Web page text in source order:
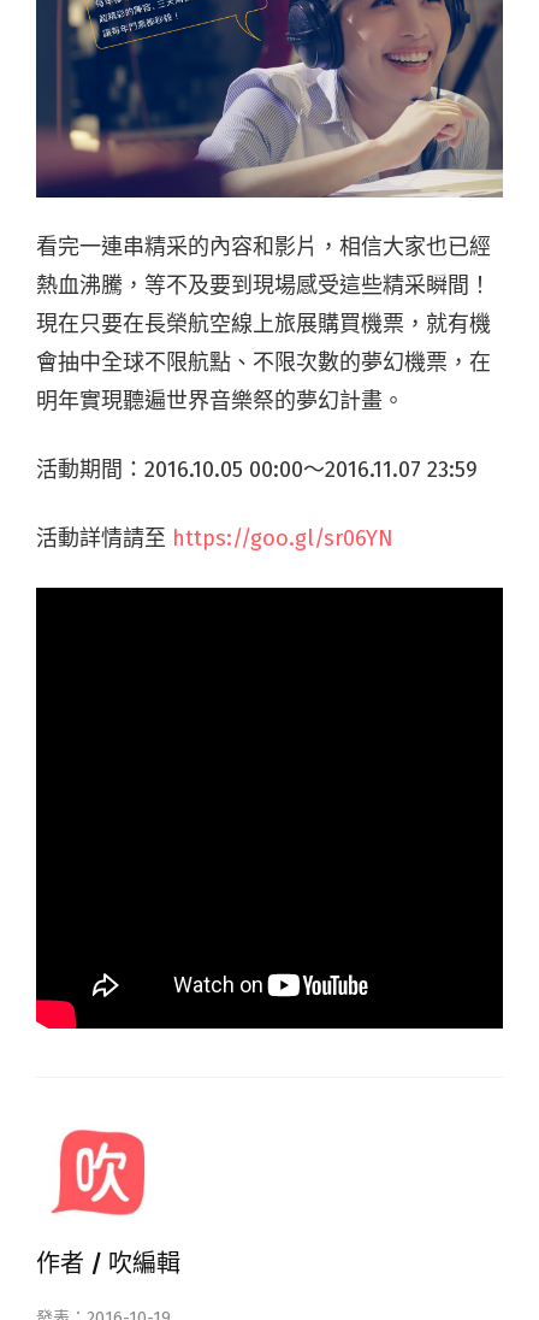
看完一連串精采的內容和影片，相信大家也已經
熱血沸騰，等不及要到現場感受這些精采瞬間！
現在只要在長榮航空線上旅展購買機票，就有機
會抽中全球不限航點、不限次數的夢幻機票，在
明年實現聽遍世界音樂祭的夢幻計畫。
活動期間：2016.10.05 00:00～2016.11.07 23:59
活動詳情請至 https://goo.gl/sr06YN
作者 / 吹編輯